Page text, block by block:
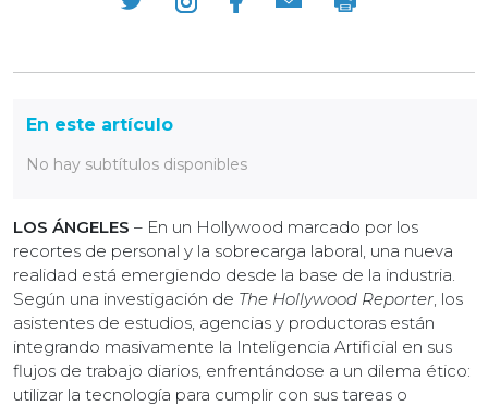
En este artículo
No hay subtítulos disponibles
LOS ÁNGELES – En un Hollywood marcado por los
recortes de personal y la sobrecarga laboral, una nueva
realidad está emergiendo desde la base de la industria.
Según una investigación de The Hollywood Reporter, los
asistentes de estudios, agencias y productoras están
integrando masivamente la Inteligencia Artificial en sus
flujos de trabajo diarios, enfrentándose a un dilema ético:
utilizar la tecnología para cumplir con sus tareas o